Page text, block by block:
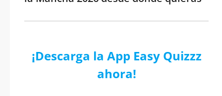
¡Descarga la App Easy Quizzz
ahora!